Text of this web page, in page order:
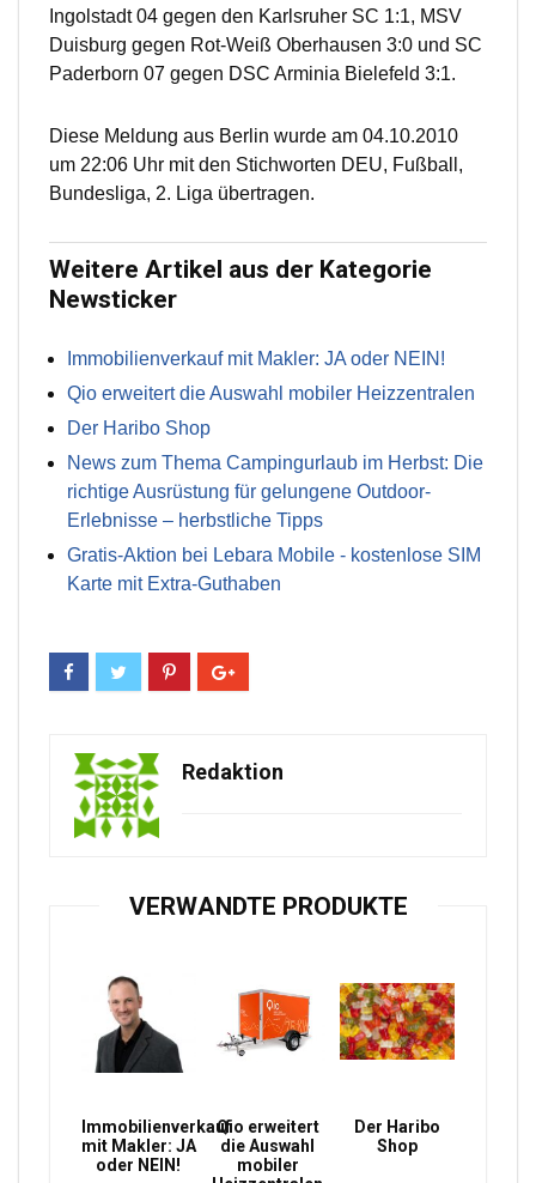
Ingolstadt 04 gegen den Karlsruher SC 1:1, MSV
Duisburg gegen Rot-Weiß Oberhausen 3:0 und SC
Paderborn 07 gegen DSC Arminia Bielefeld 3:1.
Diese Meldung aus Berlin wurde am 04.10.2010
um 22:06 Uhr mit den Stichworten DEU, Fußball,
Bundesliga, 2. Liga übertragen.
Weitere Artikel aus der Kategorie
Newsticker
Immobilienverkauf mit Makler: JA oder NEIN!
Qio erweitert die Auswahl mobiler Heizzentralen
Der Haribo Shop
News zum Thema Campingurlaub im Herbst: Die
richtige Ausrüstung für gelungene Outdoor-
Erlebnisse – herbstliche Tipps
Gratis-Aktion bei Lebara Mobile - kostenlose SIM
Karte mit Extra-Guthaben
Redaktion
VERWANDTE PRODUKTE
Immobilienverkauf
mit Makler: JA
oder NEIN!
Qio erweitert
die Auswahl
mobiler
Der Haribo
Shop